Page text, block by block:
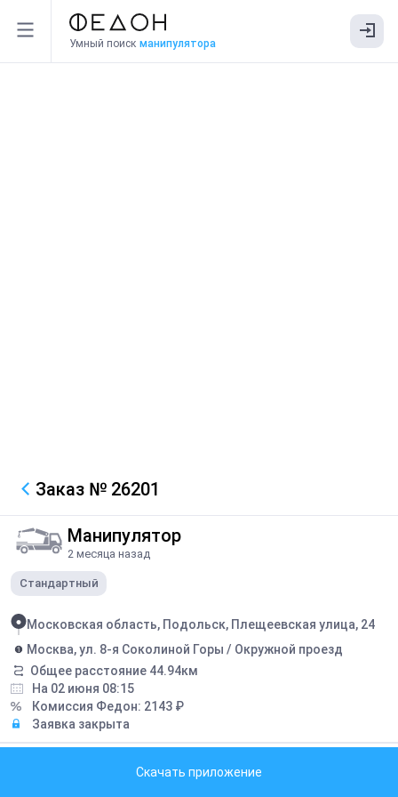
Умный поиск манипулятора
Заказ № 26201
Манипулятор
2 месяца назад
Стандартный
Московская область, Подольск, Плещеевская улица, 24
Москва, ул. 8-я Соколиной Горы / Окружной проезд
Общее расстояние 44.94км
На 02 июня 08:15
Комиссия Федон: 2143 ₽
Заявка закрыта
Сухие смеси 4 тонны 4 поддона Олег +79851047497 Светлана +7 937
Скачать приложение